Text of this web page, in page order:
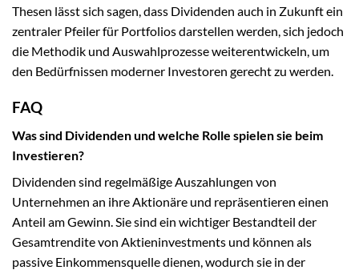
Thesen lässt sich sagen, dass Dividenden auch in Zukunft ein
zentraler Pfeiler für Portfolios darstellen werden, sich jedoch
die Methodik und Auswahlprozesse weiterentwickeln, um
den Bedürfnissen moderner Investoren gerecht zu werden.
FAQ
Was sind Dividenden und welche Rolle spielen sie beim
Investieren?
Dividenden sind regelmäßige Auszahlungen von
Unternehmen an ihre Aktionäre und repräsentieren einen
Anteil am Gewinn. Sie sind ein wichtiger Bestandteil der
Gesamtrendite von Aktieninvestments und können als
passive Einkommensquelle dienen, wodurch sie in der